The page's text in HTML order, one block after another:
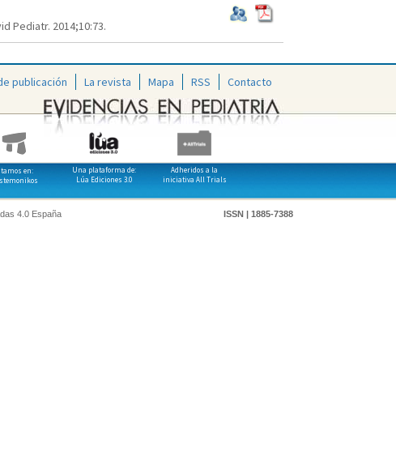
Pediatr. 2014;10:73.
publicación La revista Mapa RSS Contacto
en:
Una plataforma de:
Lúa Ediciones 3.0
Adheridos a la
iniciativa All Trials
4.0 España ISSN | 1885-7388